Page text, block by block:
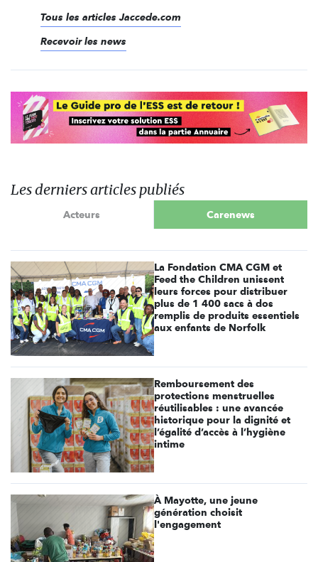
Tous les articles Jaccede.com
Recevoir les news
Les derniers articles publiés
Acteurs Carenews
La Fondation CMA CGM et
Feed the Children unissent
leurs forces pour distribuer
plus de 1 400 sacs à dos
remplis de produits essentiels
aux enfants de Norfolk
Remboursement des
protections menstruelles
réutilisables : une avancée
historique pour la dignité et
l’égalité d’accès à l’hygiène
intime
À Mayotte, une jeune
génération choisit
l'engagement